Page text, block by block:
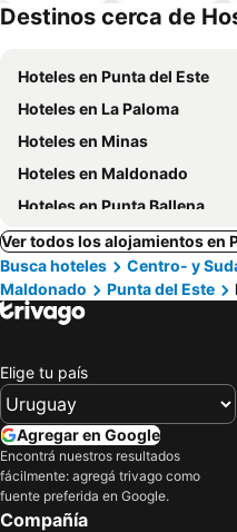
Destinos cerca de
Hoteles en Punta del Este
Hoteles en La Paloma
Hoteles en Minas
Hoteles en Maldonado
Hoteles en Punta Ballena
Ver todos los alojamientos en
Busca hoteles
Centro- y
Maldonado
Punta del Este
Elige tu país
Agregar en Google
Encontrá nuestros resultados
fácilmente: agregá trivago como
fuente preferida en Google.
Compañía